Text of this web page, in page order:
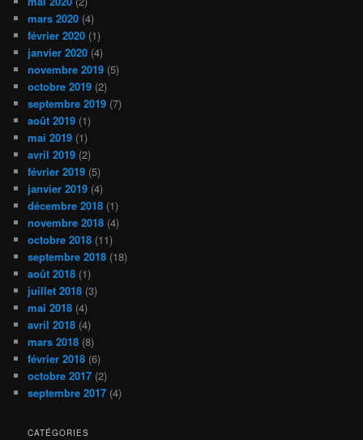
mars 2020 (4)
février 2020 (1)
janvier 2020 (4)
novembre 2019 (5)
octobre 2019 (2)
septembre 2019 (7)
août 2019 (1)
mai 2019 (1)
avril 2019 (2)
février 2019 (5)
janvier 2019 (4)
décembre 2018 (1)
novembre 2018 (4)
octobre 2018 (11)
septembre 2018 (18)
août 2018 (1)
juillet 2018 (3)
mai 2018 (4)
avril 2018 (4)
mars 2018 (8)
février 2018 (6)
octobre 2017 (2)
septembre 2017 (4)
CATÉGORIES